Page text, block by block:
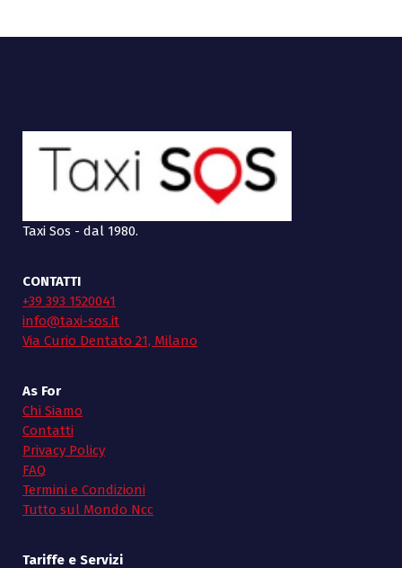
Taxi Sos - dal 1980.
CONTATTI
+39 393 1520041
info@taxi-sos.it
Via Curio Dentato 21, Milano
As For
Chi Siamo
Contatti
Privacy Policy
FAQ
Termini e Condizioni
Tutto sul Mondo Ncc
Tariffe e Servizi